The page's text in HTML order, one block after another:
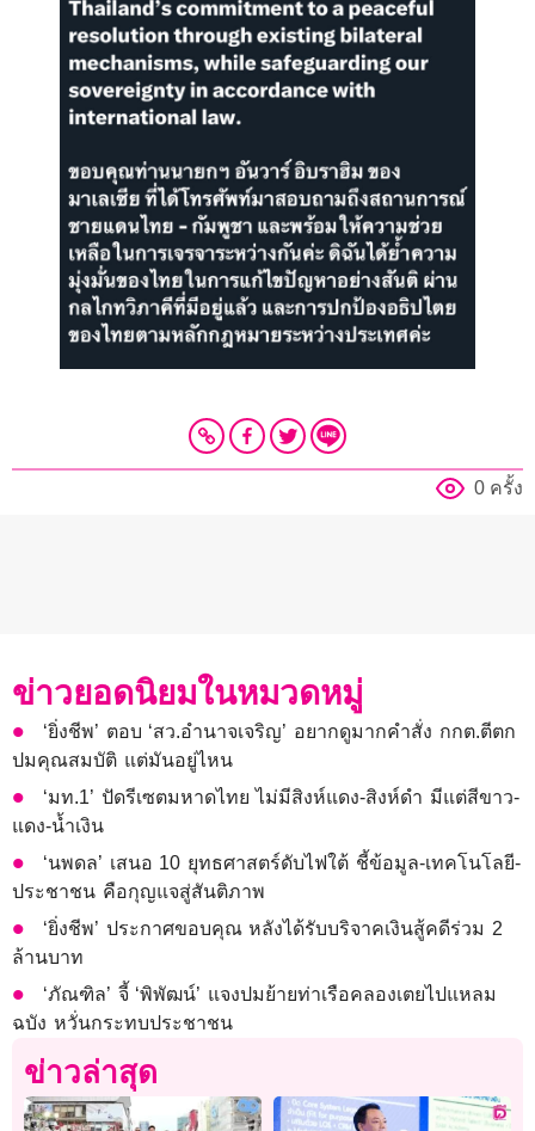
0 ครั้ง
ข่าวยอดนิยมในหมวดหมู่
‘ยิ่งชีพ’ ตอบ ‘สว.อำนาจเจริญ’ อยากดูมากคำสั่ง กกต.ตีตก
ปมคุณสมบัติ แต่มันอยู่ไหน
‘มท.1’ ปัดรีเซตมหาดไทย ไม่มีสิงห์แดง-สิงห์ดำ มีแต่สีขาว-
แดง-น้ำเงิน
‘นพดล’ เสนอ 10 ยุทธศาสตร์ดับไฟใต้ ชี้ข้อมูล-เทคโนโลยี-
ประชาชน คือกุญแจสู่สันติภาพ
‘ยิ่งชีพ’ ประกาศขอบคุณ หลังได้รับบริจาคเงินสู้คดีร่วม 2
ล้านบาท
‘ภัณฑิล’ จี้ ‘พิพัฒน์’ แจงปมย้ายท่าเรือคลองเตยไปแหลม
ฉบัง หวั่นกระทบประชาชน
ข่าวล่าสุด